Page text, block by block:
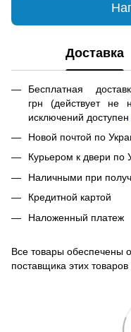
Доставка
Бесплатная
грн (действует не
исключений доступен
Новой почтой по
Курьером к двери по
Наличными при
Кредитной картой
Наложенный платеж
Все товары обеспечены
поставщика этих